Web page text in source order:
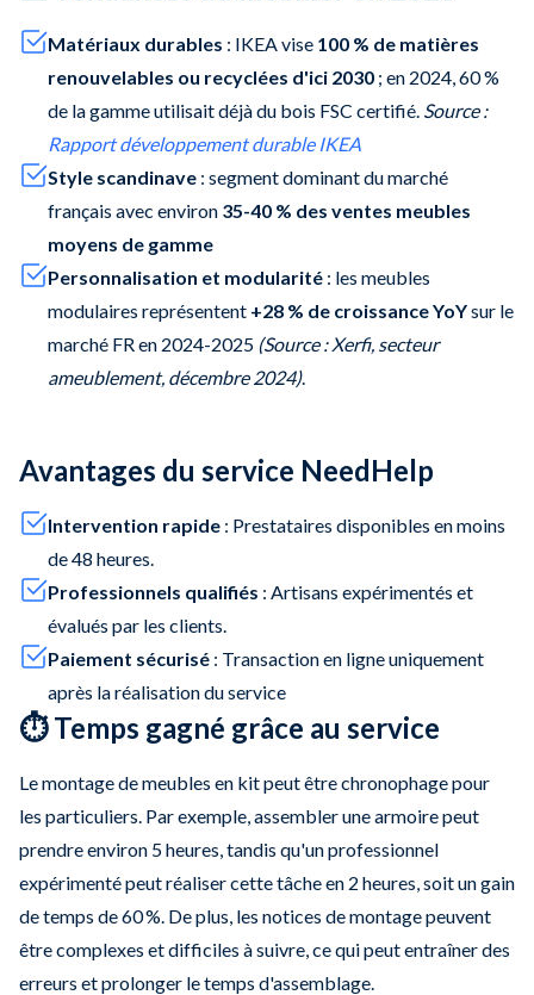
Matériaux durables : IKEA vise 100 % de matières
renouvelables ou recyclées d'ici 2030 ; en 2024, 60 %
de la gamme utilisait déjà du bois FSC certifié. Source :
Rapport développement durable IKEA
Style scandinave : segment dominant du marché
français avec environ 35-40 % des ventes meubles
moyens de gamme
Personnalisation et modularité : les meubles
modulaires représentent +28 % de croissance YoYsur le
marché FR en 2024-2025 (Source : Xerfi, secteur
ameublement, décembre 2024).
Avantages du service NeedHelp
Intervention rapide : Prestataires disponibles en moins
de 48 heures.
Professionnels qualifiés : Artisans expérimentés et
évalués par les clients.
Paiement sécurisé : Transaction en ligne uniquement
après la réalisation du service
⏱️ Temps gagné grâce au service
Le montage de meubles en kit peut être chronophage pour
les particuliers. Par exemple, assembler une armoire peut
prendre environ 5 heures, tandis qu'un professionnel
expérimenté peut réaliser cette tâche en 2 heures, soit un gain
de temps de 60 %. De plus, les notices de montage peuvent
être complexes et difficiles à suivre, ce qui peut entraîner des
erreurs et prolonger le temps d'assemblage.